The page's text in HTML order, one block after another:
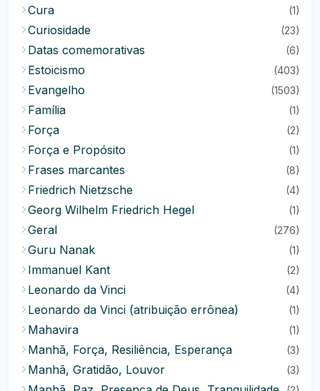
Cura (1)
Curiosidade (23)
Datas comemorativas (6)
Estoicismo (403)
Evangelho (1503)
Família (1)
Força (2)
Força e Propósito (1)
Frases marcantes (8)
Friedrich Nietzsche (4)
Georg Wilhelm Friedrich Hegel (1)
Geral (276)
Guru Nanak (1)
Immanuel Kant (2)
Leonardo da Vinci (4)
Leonardo da Vinci (atribuição errônea) (1)
Mahavira (1)
Manhã, Força, Resiliência, Esperança (3)
Manhã, Gratidão, Louvor (3)